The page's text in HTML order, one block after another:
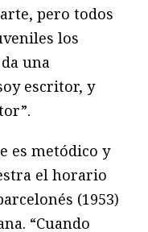
pero todos
los
una
escritor, y
es metódico y
el horario
(1953)
“Cuando